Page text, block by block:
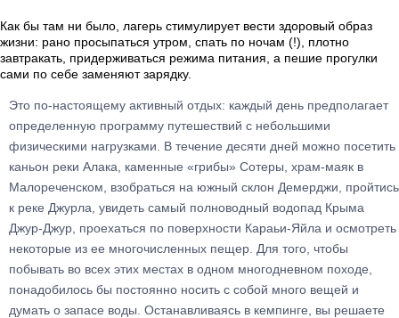
Как бы там ни было, лагерь стимулирует вести здоровый образ
жизни: рано просыпаться утром, спать по ночам (!), плотно
завтракать, придерживаться режима питания, а пешие прогулки
сами по себе заменяют зарядку.
Это по-настоящему активный отдых: каждый день предполагает
определенную программу путешествий с небольшими
физическими нагрузками. В течение десяти дней можно посетить
каньон реки Алака, каменные «грибы» Сотеры, храм-маяк в
Малореченском, взобраться на южный склон Демерджи, пройтись
к реке Джурла, увидеть самый полноводный водопад Крыма
Джур-Джур, проехаться по поверхности Караьи-Яйла и осмотреть
некоторые из ее многочисленных пещер. Для того, чтобы
побывать во всех этих местах в одном многодневном походе,
понадобилось бы постоянно носить с собой много вещей и
думать о запасе воды. Останавливаясь в кемпинге, вы решаете